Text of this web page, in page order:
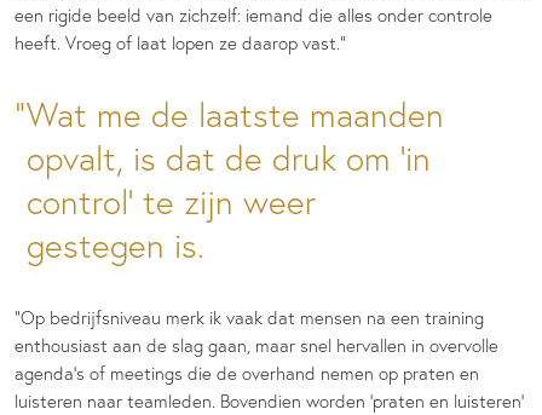
een rigide beeld van zichzelf: iemand die alles onder controle
heeft. Vroeg of laat lopen ze daarop vast.”
Wat me de laatste maanden
opvalt, is dat de druk om ‘in
control’ te zijn weer
gestegen is.
“Op bedrijfsniveau merk ik vaak dat mensen na een training
enthousiast aan de slag gaan, maar snel hervallen in overvolle
agenda’s of meetings die de overhand nemen op praten en
luisteren naar teamleden. Bovendien worden ‘praten en luisteren’